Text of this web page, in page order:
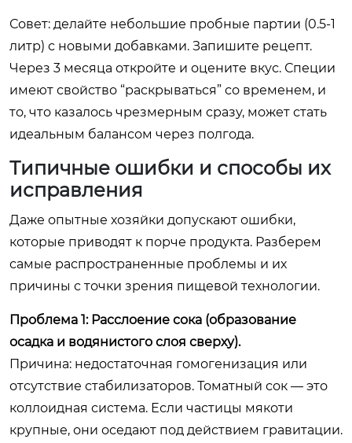
Совет: делайте небольшие пробные партии (0.5-1
литр) с новыми добавками. Запишите рецепт.
Через 3 месяца откройте и оцените вкус. Специи
имеют свойство “раскрываться” со временем, и
то, что казалось чрезмерным сразу, может стать
идеальным балансом через полгода.
Типичные ошибки и способы их
исправления
Даже опытные хозяйки допускают ошибки,
которые приводят к порче продукта. Разберем
самые распространенные проблемы и их
причины с точки зрения пищевой технологии.
Проблема 1: Расслоение сока (образование
осадка и водянистого слоя сверху).
Причина: недостаточная гомогенизация или
отсутствие стабилизаторов. Томатный сок — это
коллоидная система. Если частицы мякоти
крупные, они оседают под действием гравитации.